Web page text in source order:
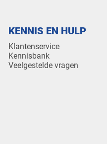
KENNIS EN HULP
Klantenservice
Kennisbank
Veelgestelde vragen